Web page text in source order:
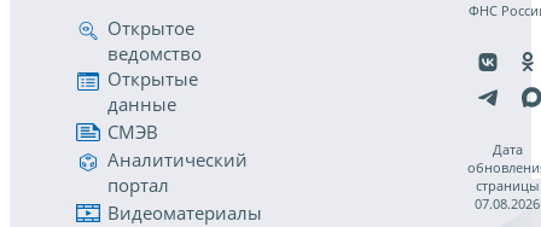
Открытое
ведомство
Открытые
данные
СМЭВ
Аналитический
портал
Видеоматериалы
ФНС
Дата
страницы
07.08.2026